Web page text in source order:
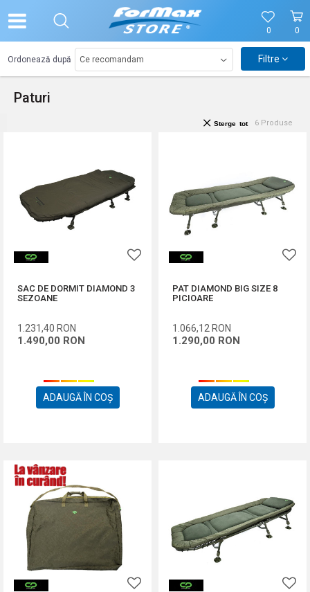
0
0
Paturi
Ordonează după Filtre
6 Produse
Sterge tot
SAC DE DORMIT DIAMOND 3
SEZOANE
1.231,40 RON
1.490,00 RON
ADAUGĂ ÎN COȘ
PAT DIAMOND BIG SIZE 8
PICIOARE
1.066,12 RON
1.290,00 RON
ADAUGĂ ÎN COȘ